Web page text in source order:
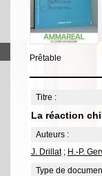
Prêtable
Titre :
La réaction
Auteurs :
J. Drillat; H.-P.
Type de